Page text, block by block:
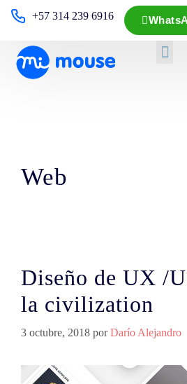
+57 314 239 6916
Web
Diseño de UX /
la civilization
3 octubre, 2018 porDarío Alejandro